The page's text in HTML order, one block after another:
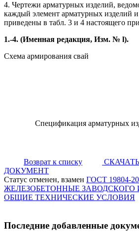
4. Чертежи арматурных изделий,
каждый элемент арматурных изделий
приведены в табл. 3 и 4 настоящего
1.-4. (Именная редакция, Изм. № l).
Схема армирования свай
Спецификация арматурных
Возврат к списку
ДОКУМЕНТ
Статус отменен, взамен ГОСТ 19804-
ЖЕЛЕЗОБЕТОННЫЕ ЗАВОДСКОГО
ОБЩИЕ ТЕХНИЧЕСКИЕ УСЛОВИЯ
Последние добавленные